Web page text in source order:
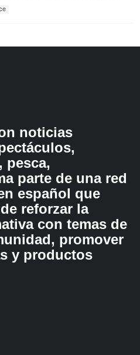
noticias
pesca,
parte de una red
español que
reforzar la
con temas de
promover
y productos